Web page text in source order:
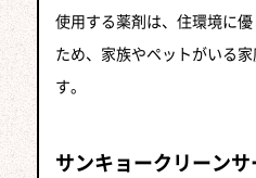
使用する薬剤は、住環境に
ため、家族やペットがいる
す。
サンキョークリーン